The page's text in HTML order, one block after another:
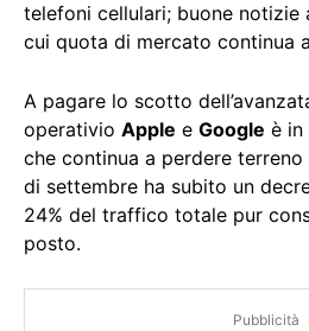
telefoni cellulari; buone notizie
cui quota di mercato continua
A pagare lo scotto
operativio Apple e Google è in
che continua a perdere
di settembre ha subito un
24% del traffico totale pur
posto.
Pubblicità